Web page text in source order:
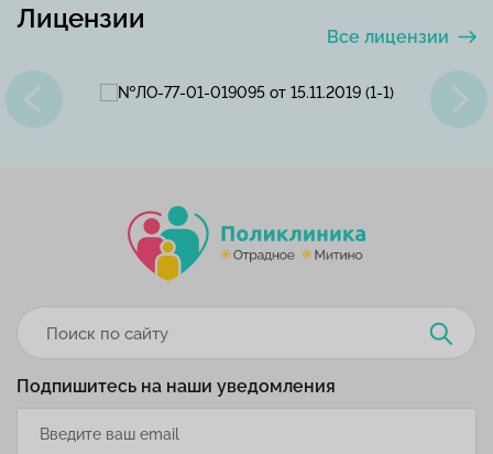
Лицензии
Все лицензии
Подпишитесь на наши уведомления